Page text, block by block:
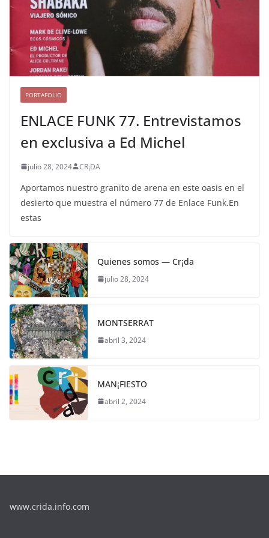
PORTAFOLIO
ENLACE FUNK 77. Entrevistamos
en exclusiva a Ed Michel
julio 28, 2024 CR¡DA
Aportamos nuestro granito de arena en este oasis en el
desierto que muestra el número 77 de Enlace Funk.En
estas
Quienes somos — Cr¡da
julio 28, 2024
MONTSERRAT
abril 3, 2024
MAN¡FIESTO
abril 2, 2024
www.crida.info.com